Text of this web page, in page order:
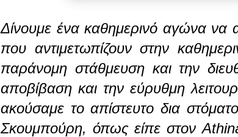
Δίνουμε ένα καθημερινό αγώνα να
που αντιμετωπίζουν στην
παράνομη στάθμευση και την
αποβίβαση και την εύρυθμη
ακούσαμε το απίστευτο δια
Σκουμπούρη, όπως είπε στον